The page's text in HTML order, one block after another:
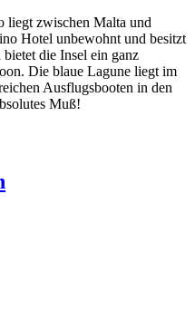
liegt zwischen Malta und
Hotel unbewohnt und besitzt
die Insel ein ganz
Die blaue Lagune liegt im
Ausflugsbooten in den
Muß!